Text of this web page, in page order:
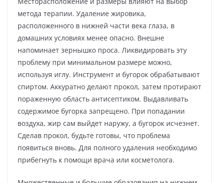
метода терапии. Удаление жировика,
расположенного в нижней части века глаза, в
домашних условиях менее опасно. Внешне
напоминает зернышко проса. Ликвидировать эту
проблему при минимальном размере можно,
используя иглу. Инструмент и бугорок обрабатывают
спиртом. Аккуратно делают прокол, затем протирают
пораженную область антисептиком. Выдавливать
содержимое бугорка запрещено. При попадании
воздуха, жир сам выйдет наружу, а бугорок исчезнет.
Сделав прокол, будьте готовы, что проблема
появиться вновь. Для полного удаления необходимо
прибегнуть к помощи врача или косметолога.